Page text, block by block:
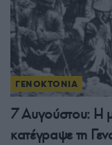
ΓΕΝΟΚΤΟΝΙΑ
7 Αυγούστου: Η
κατέγραψε τη